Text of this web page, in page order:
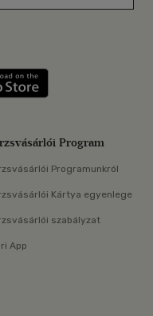
Szerezd meg: Google
Program
Programunkról
Kártya egyenlege
szabályzat
App